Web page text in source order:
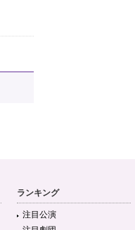
ランキング
注目公演